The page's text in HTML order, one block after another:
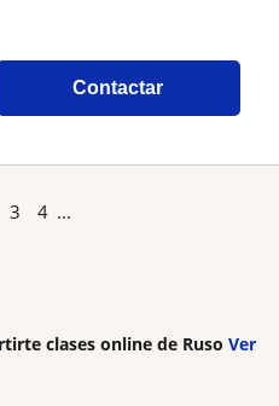
Contactar
3 4 ...
clases online de Ruso Ver